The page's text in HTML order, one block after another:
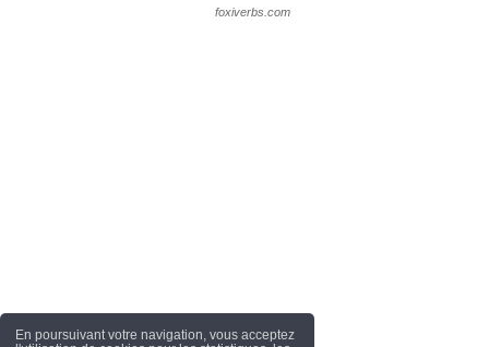
En poursuivant votre navigation, vous acceptez
foxiverbs.com